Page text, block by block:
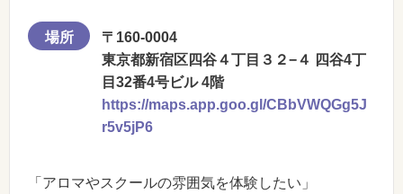
場所
〒160-0004
東京都新宿区四谷４丁目３２−４ 四谷4丁
目32番4号ビル 4階
https://maps.app.goo.gl/CBbVWQGg5J
r5v5jP6
「アロマやスクールの雰囲気を体験したい」